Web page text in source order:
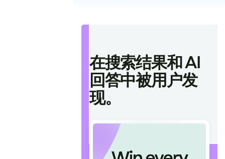
在搜索结果和 AI
回答中被用户发
现。